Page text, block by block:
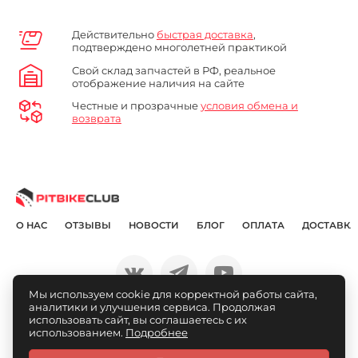
Действительно быстрая доставка,
подтверждено многолетней практикой
Свой склад запчастей в РФ, реальное
отображение наличия на сайте
Честные и прозрачныеусловия обмена и
возврата
О НАС ОТЗЫВЫ НОВОСТИ БЛОГ ОПЛАТА ДОСТАВКА
© Pitbikeclub.ru 2012-2026
Мы используем cookie для корректной работы сайта,
аналитики и улучшения сервиса. Продолжая
использовать сайт, вы соглашаетесь с их
использованием. Подробнее